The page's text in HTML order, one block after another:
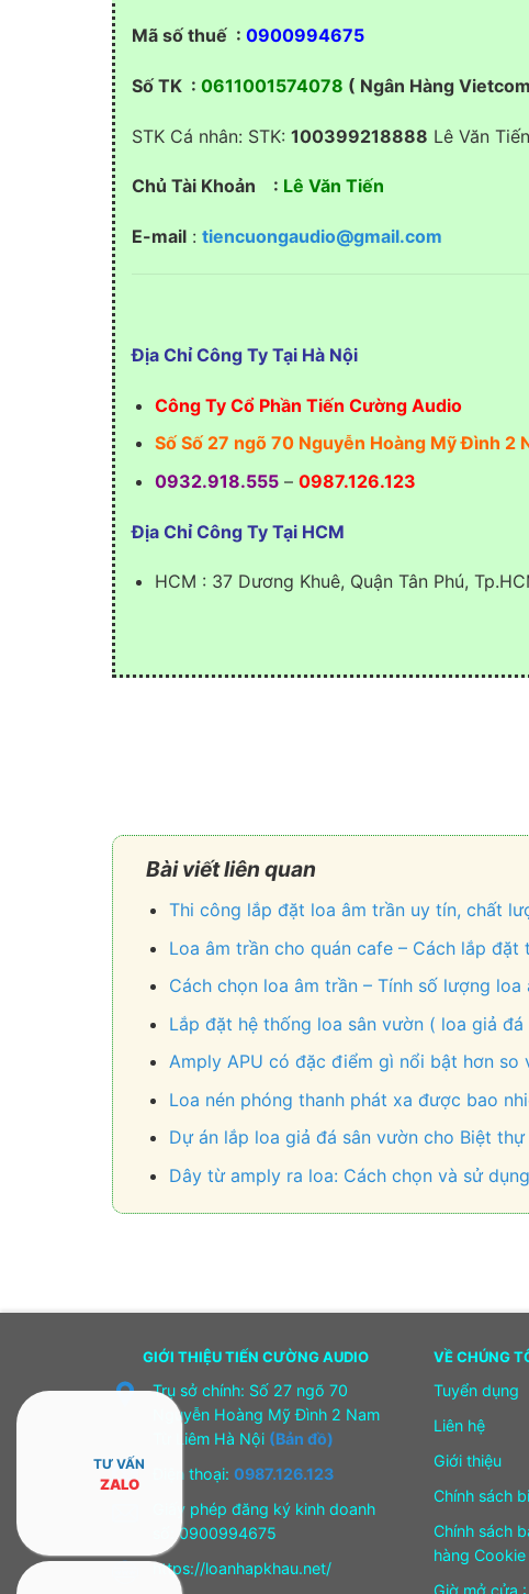
Mã số thuế : 0900994675
Số TK : 0611001574078 ( Ngân Hàng
STK Cá nhân: STK: 100399218888 Lê Văn
Chủ Tài Khoản : Lê Văn Tiến
E-mail : tiencuongaudio@gmail.com
Địa Chỉ Công Ty Tại Hà Nội
Công Ty Cổ Phần Tiến Cường Audio
Số Số 27 ngõ 70 Nguyễn Hoàng Mỹ Đình 2
0932.918.555– 0987.126.123
Địa Chỉ Công Ty Tại HCM
HCM : 37 Dương Khuê, Quận Tân Phú,
Bài viết liên quan
Thi công lắp đặt loa âm trần uy tín, chất
Loa âm trần cho quán cafe – Cách lắp đặt
Cách chọn loa âm trần – Tính số lượng
Lắp đặt hệ thống loa sân vườn ( loa giả
Amply APU có đặc điểm gì nổi bật hơn so
Loa nén phóng thanh phát xa được bao
Dự án lắp loa giả đá sân vườn cho Biệt
Dây từ amply ra loa: Cách chọn và sử
GIỚI THIỆU TIẾN CƯỜNG AUDIO
Trụ sở chính: Số 27 ngõ 70
Nguyễn Hoàng Mỹ Đình 2 Nam
Từ Liêm Hà Nội (Bản đồ)
Điện thoại: 0987.126.123
Giấy phép đăng ký kinh doanh
số: 0900994675
https://loanhapkhau.net/
VỀ CHÚNG
Tuyển dụng
Liên hệ
Giới thiệu
Chính sách
Chính sách
hàng Cookie
Giờ mở cửa
TƯ VẤN
ZALO